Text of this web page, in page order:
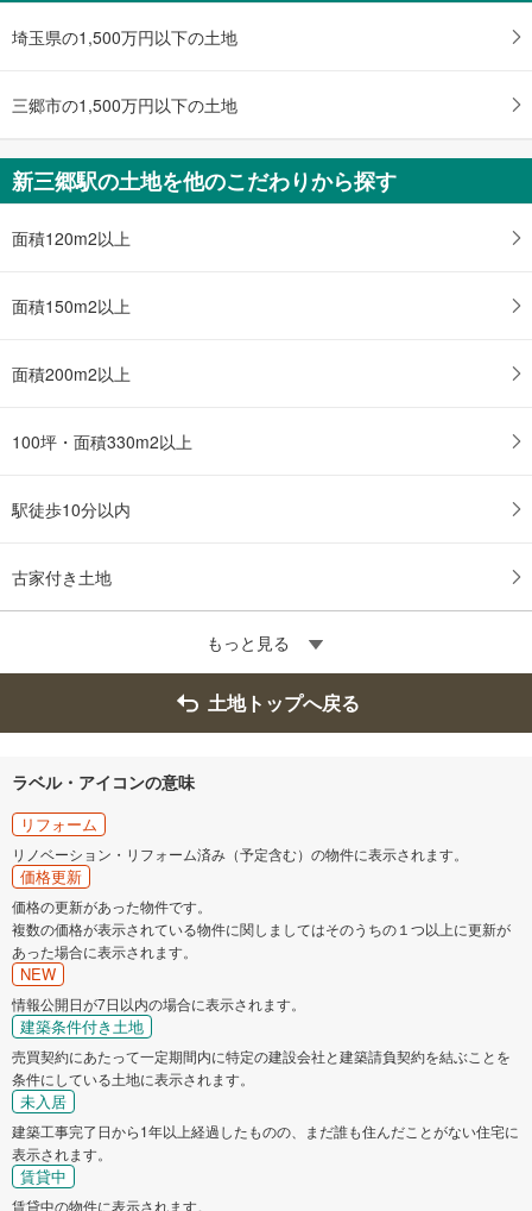
け
・
件
を
イ
ー
保
す
埼玉県の1,500万円以下の土地
三郷市の1,500万円以下の土地
新三郷駅の土地を他のこだわりから探す
面積120m2以上
面積150m2以上
面積200m2以上
100坪・面積330m2以上
駅徒歩10分以内
古家付き土地
もっと見る
土地トップへ戻る
ラベル・アイコンの意味
リフォーム
リノベーション・リフォーム済み（予定含む）の物件に表示されます。
価格更新
価格の更新があった物件です。
複数の価格が表示されている物件に関しましてはそのうちの１つ以上に更新が
あった場合に表示されます。
NEW
情報公開日が7日以内の場合に表示されます。
建築条件付き土地
売買契約にあたって一定期間内に特定の建設会社と建築請負契約を結ぶことを
条件にしている土地に表示されます。
未入居
建築工事完了日から1年以上経過したものの、まだ誰も住んだことがない住宅に
表示されます。
賃貸中
賃貸中の物件に表示されます。